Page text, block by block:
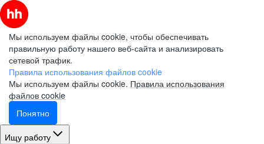
Мы используем файлы cookie, чтобы обеспечивать
правильную работу нашего веб-сайта и анализировать
сетевой трафик.
Правила использования файлов cookie
Мы используем файлы cookie. Правила использования
файлов cookie
Понятно
Ищу работу